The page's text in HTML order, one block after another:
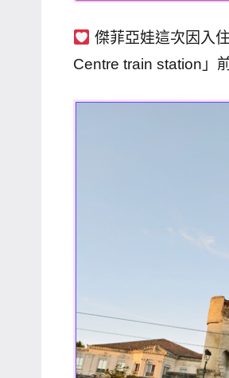
動
主
學
遊
雜
傑菲亞娃這次因入
Centre train station」